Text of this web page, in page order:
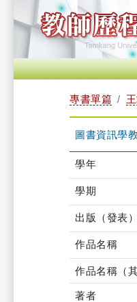
專書單篇
圖書資訊學
學年
學期
出版（發表
作品名稱
作品名稱（
著者